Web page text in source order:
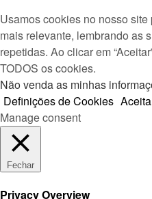
Usamos cookies no nosso
mais relevante, lembrando as
repetidas. Ao clicar em
TODOS os cookies.
Não venda as minhas
Definições de Cookies
Manage consent
Fechar
Privacy Overview